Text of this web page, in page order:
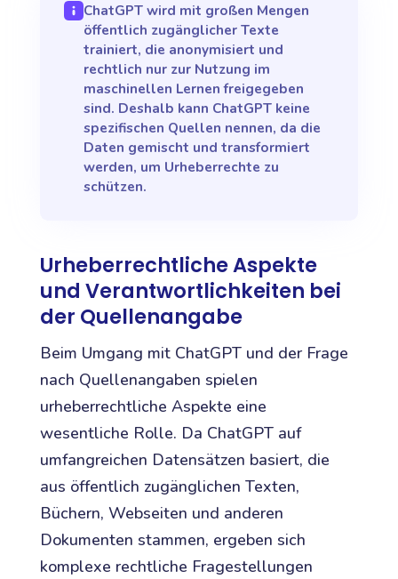
ChatGPT wird mit großen Mengen
öffentlich zugänglicher Texte
trainiert, die anonymisiert und
rechtlich nur zur Nutzung im
maschinellen Lernen freigegeben
sind. Deshalb kann ChatGPT keine
spezifischen Quellen nennen, da die
Daten gemischt und transformiert
werden, um Urheberrechte zu
schützen.
Urheberrechtliche Aspekte
und Verantwortlichkeiten bei
der Quellenangabe
Beim Umgang mit ChatGPT und der Frage
nach Quellenangaben spielen
urheberrechtliche Aspekte eine
wesentliche Rolle. Da ChatGPT auf
umfangreichen Datensätzen basiert, die
aus öffentlich zugänglichen Texten,
Büchern, Webseiten und anderen
Dokumenten stammen, ergeben sich
komplexe rechtliche Fragestellungen